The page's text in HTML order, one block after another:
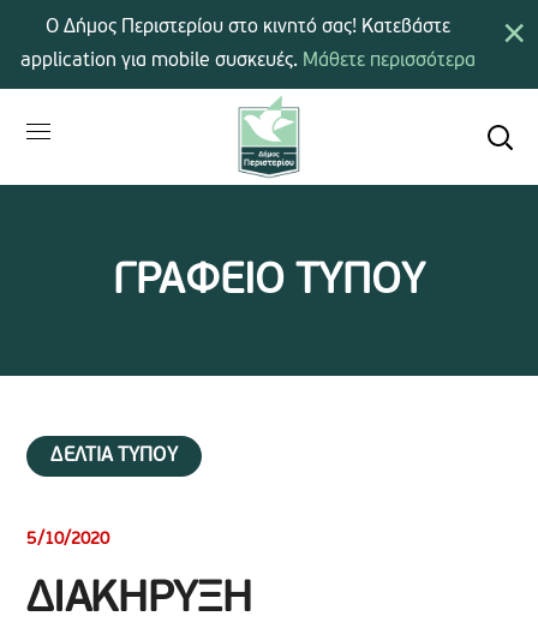
ΓΡΑΦΕΙΟ ΤΥΠΟΥ
ΔΕΛΤΙΑ ΤΥΠΟΥ
5/10/2020
ΔΙΑΚΗΡΥΞΗ
×
Ο Δήμος Περιστερίου στο κινητό σας! Κατεβάστε
application για mobile συσκευές. Μάθετε περισσότερα